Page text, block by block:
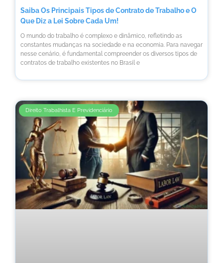
Saiba Os Principais Tipos de Contrato de Trabalho e O
Que Diz a Lei Sobre Cada Um!
O mundo do trabalho é complexo e dinâmico, refletindo as
constantes mudanças na sociedade e na economia. Para navegar
nesse cenário, é fundamental compreender os diversos tipos de
contratos de trabalho existentes no Brasil e
Direito Trabalhista E Previdenciário